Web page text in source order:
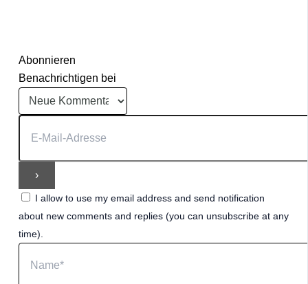
Abonnieren
Benachrichtigen bei
I allow to use my email address and send notification
about new comments and replies (you can unsubscribe at any
time).